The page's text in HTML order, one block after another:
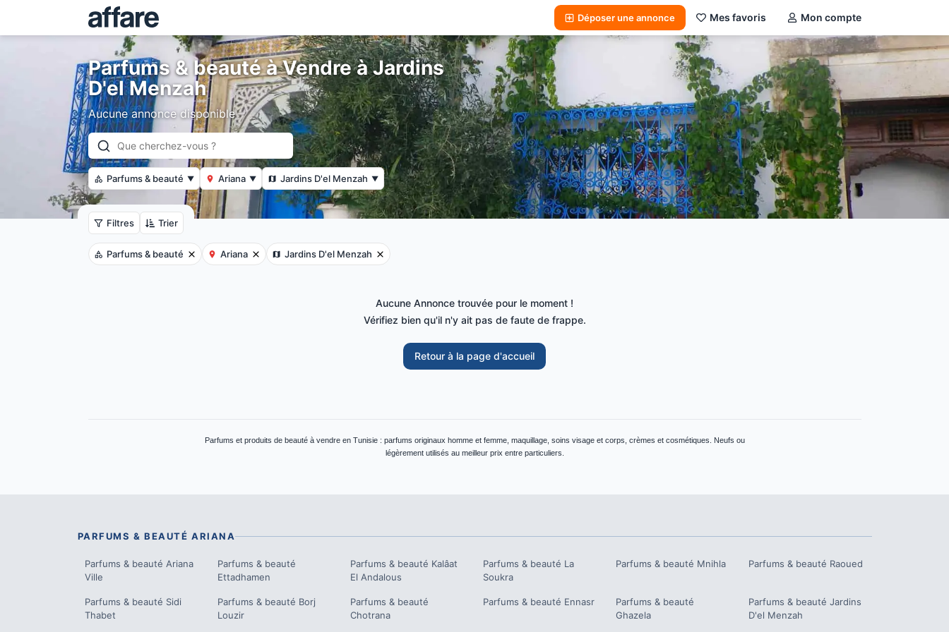
Déposer une annonce Mes favoris Mon compte
Parfums & beauté à Vendre à Jardins
D'el Menzah
Aucune annonce disponible
Parfums & beauté ▼ Ariana ▼ Jardins D'el Menzah ▼
Filtres Trier
Parfums & beauté Ariana Jardins D'el Menzah
Aucune Annonce trouvée pour le moment !
Vérifiez bien qu'il n'y ait pas de faute de frappe.
Retour à la page d'accueil
Parfums et produits de beauté à vendre en Tunisie : parfums originaux homme et femme, maquillage, soins visage et corps, crèmes et cosmétiques. Neufs ou
légèrement utilisés au meilleur prix entre particuliers.
PARFUMS & BEAUTÉ ARIANA
Parfums & beauté Ariana
Ville
Parfums & beauté
Ettadhamen
Parfums & beauté Kalâat
El Andalous
Parfums & beauté La
Soukra
Parfums & beauté Mnihla Parfums & beauté Raoued
Parfums & beauté Sidi
Thabet
Parfums & beauté Borj
Louzir
Parfums & beauté
Chotrana
Parfums & beauté Ennasr
Parfums & beauté
Ghazela
Parfums & beauté Jardins
D'el Menzah